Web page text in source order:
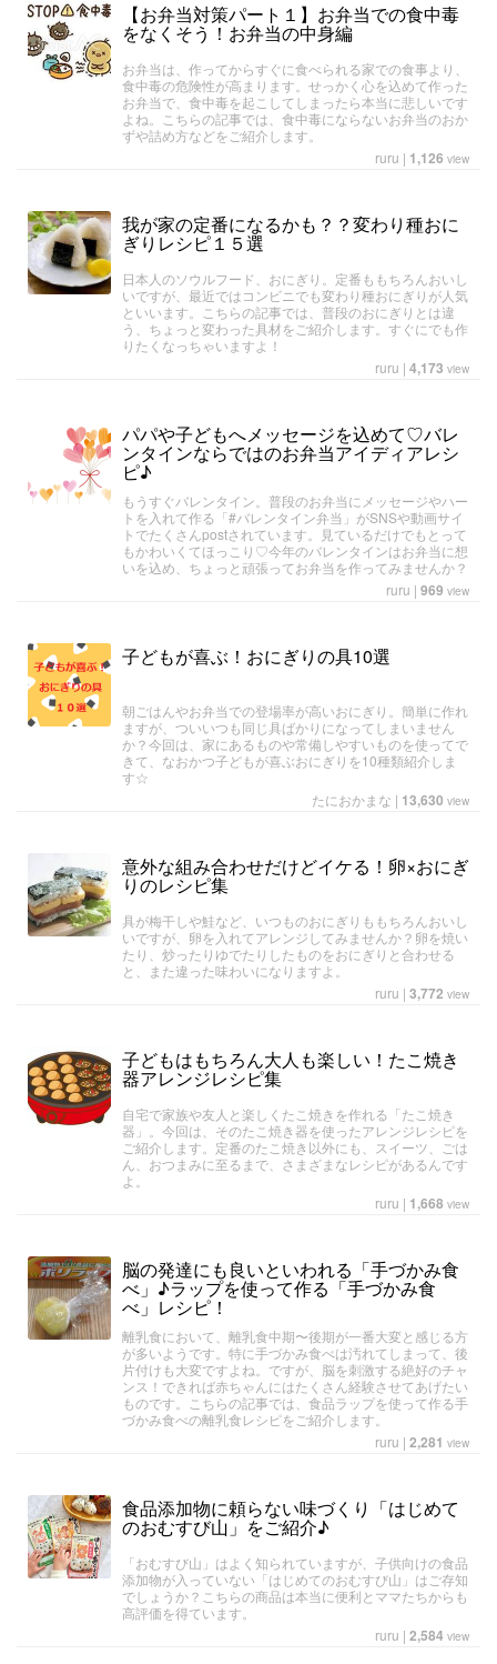
【お弁当対策パート１】お弁当での食中毒
をなくそう！お弁当の中身編
お弁当は、作ってからすぐに食べられる家での食事より、
食中毒の危険性が高まります。せっかく心を込めて作った
お弁当で、食中毒を起こしてしまったら本当に悲しいです
よね。こちらの記事では、食中毒にならないお弁当のおか
ずや詰め方などをご紹介します。
ruru | 1,126 view
我が家の定番になるかも？？変わり種おに
ぎりレシピ１５選
日本人のソウルフード、おにぎり。定番ももちろんおいし
いですが、最近ではコンビニでも変わり種おにぎりが人気
といいます。こちらの記事では、普段のおにぎりとは違
う、ちょっと変わった具材をご紹介します。すぐにでも作
りたくなっちゃいますよ！
ruru | 4,173 view
パパや子どもへメッセージを込めて♡バレ
ンタインならではのお弁当アイディアレシ
ピ♪
もうすぐバレンタイン。普段のお弁当にメッセージやハー
トを入れて作る「#バレンタイン弁当」がSNSや動画サイ
トでたくさんpostされています。見ているだけでもとって
もかわいくてほっこり♡今年のバレンタインはお弁当に想
いを込め、ちょっと頑張ってお弁当を作ってみませんか？
ruru | 969 view
子どもが喜ぶ！おにぎりの具10選
朝ごはんやお弁当での登場率が高いおにぎり。簡単に作れ
ますが、ついいつも同じ具ばかりになってしまいません
か？今回は、家にあるものや常備しやすいものを使ってで
きて、なおかつ子どもが喜ぶおにぎりを10種類紹介しま
す☆
たにおかまな | 13,630 view
意外な組み合わせだけどイケる！卵×おにぎ
りのレシピ集
具が梅干しや鮭など、いつものおにぎりももちろんおいし
いですが、卵を入れてアレンジしてみませんか？卵を焼い
たり、炒ったりゆでたりしたものをおにぎりと合わせる
と、また違った味わいになりますよ。
ruru | 3,772 view
子どもはもちろん大人も楽しい！たこ焼き
器アレンジレシピ集
自宅で家族や友人と楽しくたこ焼きを作れる「たこ焼き
器」。今回は、そのたこ焼き器を使ったアレンジレシピを
ご紹介します。定番のたこ焼き以外にも、スイーツ、ごは
ん、おつまみに至るまで、さまざまなレシピがあるんです
よ。
ruru | 1,668 view
脳の発達にも良いといわれる「手づかみ食
べ」♪ラップを使って作る「手づかみ食
べ」レシピ！
離乳食において、離乳食中期〜後期が一番大変と感じる方
が多いようです。特に手づかみ食べは汚れてしまって、後
片付けも大変ですよね。ですが、脳を刺激する絶好のチャ
ンス！できれば赤ちゃんにはたくさん経験させてあげたい
ものです。こちらの記事では、食品ラップを使って作る手
づかみ食べの離乳食レシピをご紹介します。
ruru | 2,281 view
食品添加物に頼らない味づくり「はじめて
のおむすび山」をご紹介♪
「おむすび山」はよく知られていますが、子供向けの食品
添加物が入っていない「はじめてのおむすび山」はご存知
でしょうか？こちらの商品は本当に便利とママたちからも
高評価を得ています。
ruru | 2,584 view